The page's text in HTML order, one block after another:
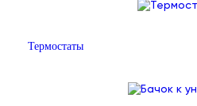
Термостаты